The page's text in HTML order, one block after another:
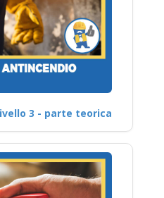
3 - parte teorica